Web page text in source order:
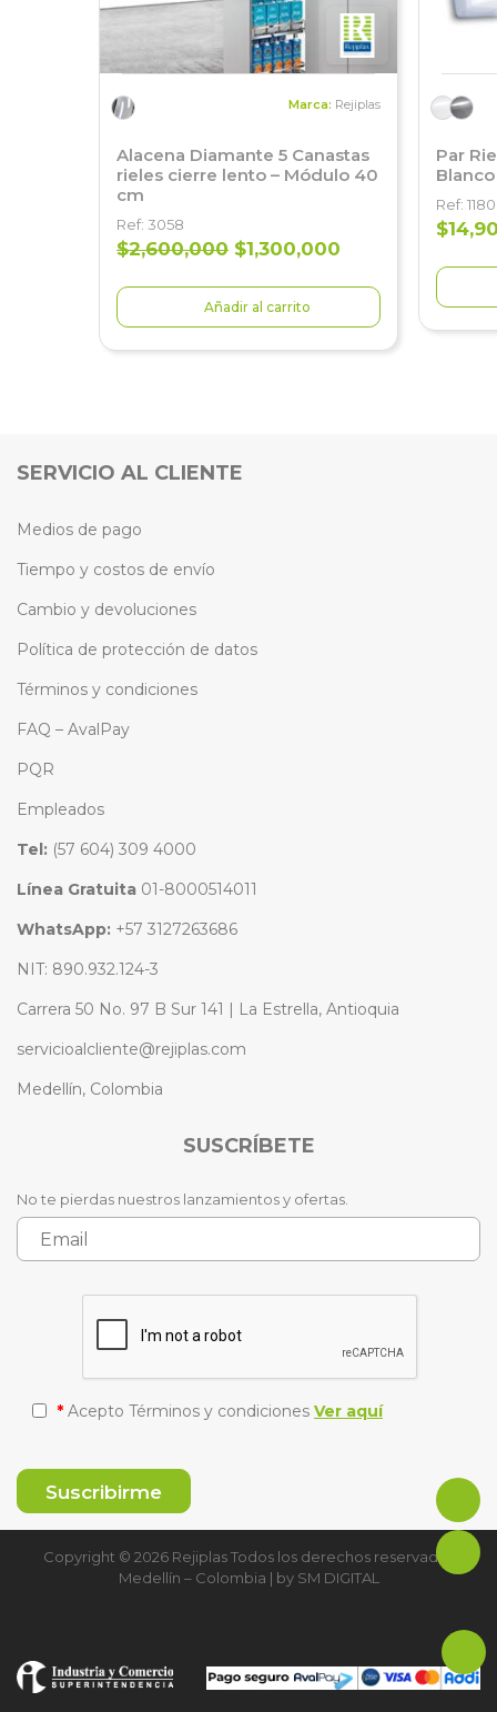
Marca: Rejiplas
Alacena Diamante 5 Canastas
rieles cierre lento – Módulo 40
cm
Ref: 3058
$2,600,000 $1,300,000
Añadir al carrito
Par
Blanco
Ref: 1180
SERVICIO AL CLIENTE
Medios de pago
Tiempo y costos de envío
Cambio y devoluciones
Política de protección de datos
Términos y condiciones
FAQ – AvalPay
PQR
Empleados
Tel: (57 604) 309 4000
Línea Gratuita 01-8000514011
WhatsApp: +57 3127263686
NIT: 890.932.124-3
Carrera 50 No. 97 B Sur 141 | La Estrella, Antioquia
servicioalcliente@rejiplas.com
Medellín, Colombia
SUSCRÍBETE
No te pierdas nuestros lanzamientos y ofertas.
* Acepto Términos y condiciones Ver aquí
Copyright © 2026 Rejiplas Todos los derechos reservados
Medellín – Colombia | by SM DIGITAL